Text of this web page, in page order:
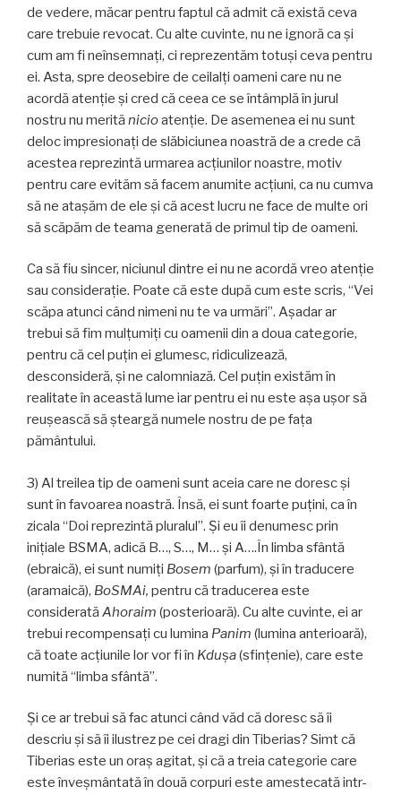
de vedere, măcar pentru faptul că admit că există ceva
care trebuie revocat. Cu alte cuvinte, nu ne ignoră ca şi
cum am fi neînsemnaţi, ci reprezentăm totuşi ceva pentru
ei. Asta, spre deosebire de ceilalţi oameni care nu ne
acordă atenţie şi cred că ceea ce se întâmplă în jurul
nostru nu meritănicioatenţie. De asemenea ei nu sunt
deloc impresionaţi de slăbiciunea noastră de a crede că
acestea reprezintă urmarea acţiunilor noastre, motiv
pentru care evităm să facem anumite acţiuni, ca nu cumva
să ne ataşăm de ele şi că acest lucru ne face de multe ori
să scăpăm de teama generată de primul tip de oameni.
Ca să fiu sincer, niciunul dintre ei nu ne acordă vreo atenţie
sau consideraţie. Poate că este după cum este scris, “Vei
scăpa atunci când nimeni nu te va urmări”. Aşadar ar
trebui să fim mulţumiţi cu oamenii din a doua categorie,
pentru că cel puţin ei glumesc, ridiculizează,
desconsideră, şi ne calomniază. Cel puţin existăm în
realitate în această lume iar pentru ei nu este aşa uşor să
reuşească să şteargă numele nostru de pe faţa
pământului.
3) Al treilea tip de oameni sunt aceia care ne doresc şi
sunt în favoarea noastră. Însă, ei sunt foarte puţini, ca în
zicala “Doi reprezintă pluralul”. Şi eu îi denumesc prin
iniţiale BSMA, adică B…, S…, M… şi A….În limba sfântă
(ebraică), ei sunt numiţi Bosem (parfum), şi în traducere
(aramaică), BoSMAi, pentru că traducerea este
consideratăAhoraim (posterioară). Cu alte cuvinte, ei ar
trebui recompensaţi cu lumina Panim (lumina anterioară),
că toate acţiunile lor vor fi în Kduşa(sfinţenie), care este
numită “limba sfântă”.
Şi ce ar trebui să fac atunci când văd că doresc să îi
descriu şi să îi ilustrez pe cei dragi din Tiberias? Simt că
Tiberias este un oraş agitat, şi că a treia categorie care
este înveşmântată în două corpuri este amestecată intr-